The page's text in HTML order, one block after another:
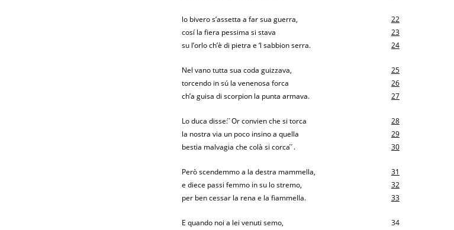
lo bivero s’assetta a far sua guerra, 22
cosí la fiera pessima si stava
23
su l’orlo ch’è di pietra e ‘l sabbion serra.
24
Nel vano tutta sua coda guizzava, 25
torcendo in sú la venenosa forca
26
ch’a guisa di scorpion la punta armava.
27
Lo duca disse: ́ ́Or convien che si torca 28
la nostra via un poco insino a quella
29
bestia malvagia che colà si corca ́ ́.
30
Però scendemmo a la destra mammella, 31
e diece passi femmo in su lo stremo,
32
per ben cessar la rena e la fiammella.
33
E quando noi a lei venuti semo, 34